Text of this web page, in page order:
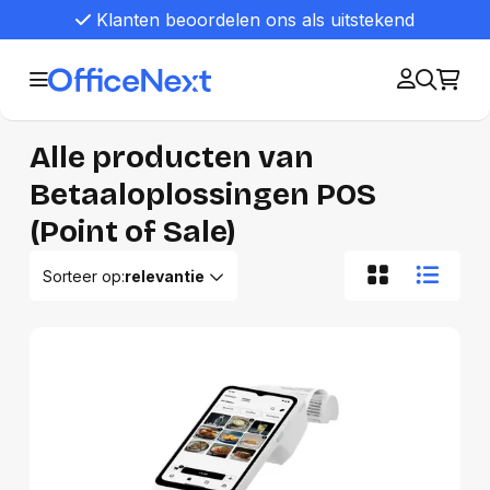
Klanten beoordelen ons als uitstekend
Alle producten van
Betaaloplossingen POS
(Point of Sale)
Sorteer op:relevantie